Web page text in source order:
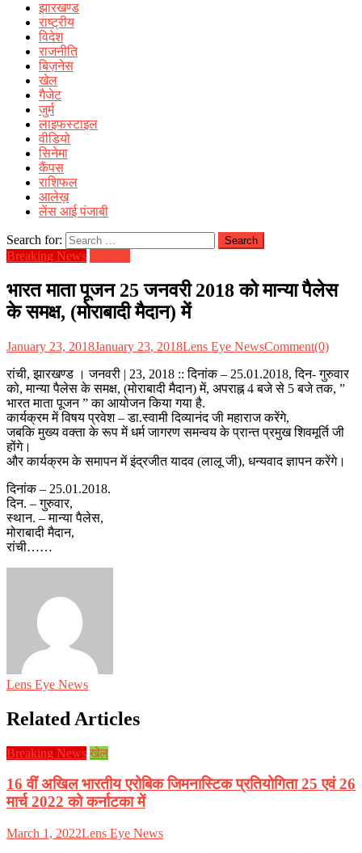
झारखण्ड
राष्ट्रीय
विदेश
राजनीति
बिज़नेस
खेल
गैजेट
जुर्म
लाइफस्टाइल
वीडियो
सिनेमा
कैंपस
राशिफल
आलेख़
लेंस आई पंजाबी
Search for:
Breaking News
भारत माता पूजन 25 जनवरी 2018 को मान्या पैलेस
के समक्ष, (मोराबादी मैदान) में
January 23, 2018January 23, 2018Lens Eye NewsComment(0)
रांची, झारखण्ड । जनवरी | 23, 2018 :: दिनांक – 25.01.2018, दिन- गुरुवार
को, मान्या पैलेस के समक्ष, (मोराबादी मैदान) में, अपराह्न 4 बजे से 5 बजे तक, ”
भारत माता पूजन ” का आयोजन किया गया है.
कार्यक्रम में विषय प्रवेश – डा.स्वामी दिव्यानंद जी महाराज करेंगे,
जबकि मुख्य वक्ता के रूप में धर्म जागरण समन्वय के प्रान्त प्रमुख शिवमूर्ति जी
होंगे।
और कार्यक्रम के समापन में इंद्रजीत यादव (लालू जी), धन्यवाद ज्ञापन करेंगे।
दिनांक – 25.01.2018.
दिन. – गुरुवार,
स्थान. – मान्या पैलेस,
मोराबादी मैदान,
रांची……
Lens Eye News
Related Articles
Breaking News खेल
16 वीं अखिल भारतीय एरोबिक जिमनास्टिक प्रतियोगिता 25 एवं 26
मार्च 2022 को कर्नाटका में
March 1, 2022Lens Eye News